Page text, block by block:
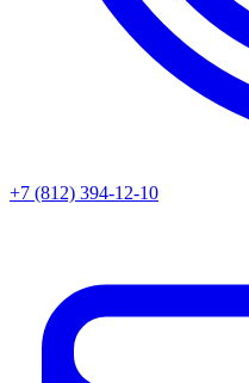
+7 (812) 394-12-10